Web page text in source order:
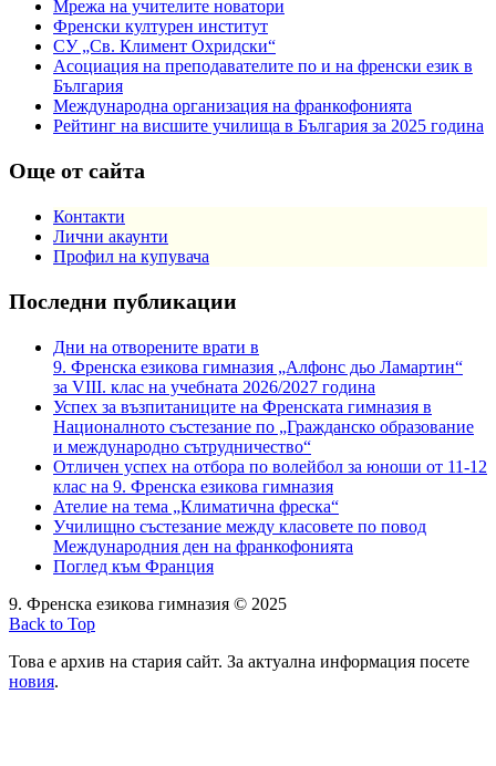
Мрежа на учителите новатори
Френски културен институт
СУ „Св. Климент Охридски“
Асоциация на преподавателите по и на френски език в
България
Международна организация на франкофонията
Рейтинг на висшите училища в България за 2025 година
Още от сайта
Контакти
Лични акаунти
Профил на купувача
Последни публикации
Дни на отворените врати в
9. Френска езикова гимназия „Алфонс дьо Ламартин“
за VIII. клас на учебната 2026/2027 година
Успех за възпитаниците на Френската гимназия в
Националното състезание по „Гражданско образование
и международно сътрудничество“
Отличен успех на отбора по волейбол за юноши от 11-12
клас на 9. Френска езикова гимназия
Ателие на тема „Климатична фреска“
Училищно състезание между класовете по повод
Международния ден на франкофонията
Поглед към Франция
9. Френска езикова гимназия © 2025
Back to Top
Това е архив на стария сайт. За актуална информация посете
новия.